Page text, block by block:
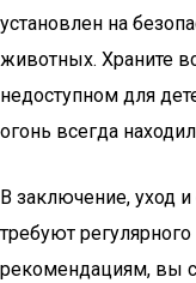
установлен на
животных. Храните
недоступном для
огонь всегда
В заключение, уход
требуют
рекомендациям, вы